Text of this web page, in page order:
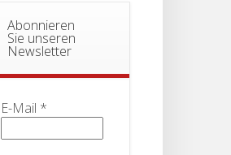
Abonnieren
Sie unseren
Newsletter
E-Mail *